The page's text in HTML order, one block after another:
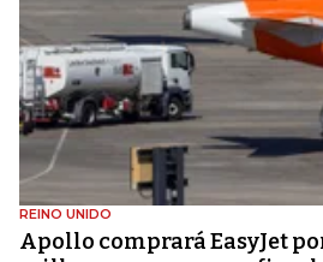
REINO UNIDO
Apollo comprará EasyJet